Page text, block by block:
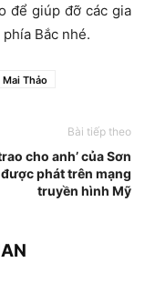
để giúp đỡ các gia
Bắc nhé.
Mai Thảo
Bài tiếp theo
cho anh’ của Sơn
phát trên mạng
truyền hình Mỹ